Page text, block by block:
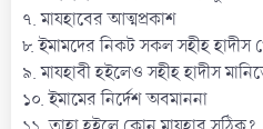
৭. মাযহাবের আত্মপ্রকাশ
৮. ইমামদের নিকট সকল সহীহ হাদীস
৯. মাযহাবী হইলেও সহীহ হাদীস
১০. ইমামের নির্দেশ অবমাননা